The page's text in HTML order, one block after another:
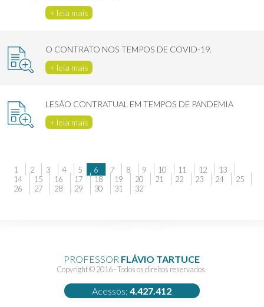
+ leia mais
O CONTRATO NOS TEMPOS DE COVID-19.
+ leia mais
LESÃO CONTRATUAL EM TEMPOS DE PANDEMIA
+ leia mais
1 2 3 4 5 6 7 8 9 10 11 12
13
14
15 16 17 18 19 20 21 22 23 24
25
26
27 28 29 30 31 32
PROFESSOR FLÁVIO TARTUCE
Copyright © 2016 - Todos os direitos reservados.
Acessos:4.427.412